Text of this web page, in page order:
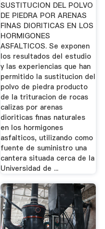
SUSTITUCION DEL POLVO
DE PIEDRA POR ARENAS
FINAS DIORITICAS EN LOS
HORMIGONES
ASFALTICOS. Se exponen
los resultados del estudio
y las experiencias que han
permitido la sustitucion del
polvo de piedra producto
de la trituracion de rocas
calizas por arenas
dioriticas finas naturales
en los hormigones
asfalticos, utilizando como
fuente de suministro una
cantera situada cerca de la
Universidad de ...